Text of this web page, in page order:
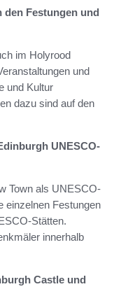
den Festungen und
im Holyrood
und
und Kultur
dazu sind auf den
UNESCO-
Town als UNESCO-
einzelnen Festungen
Stätten.
innerhalb
Castle und